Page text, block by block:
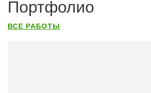
Портфолио
ВСЕ РАБОТЫ